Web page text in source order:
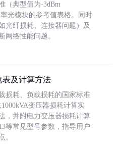
（典型值为-3dBm
光模块的参考值表格。同时
光纤损耗、连接器问题）及
网络性能问题。
表及计算方法
损耗、负载损耗的国家标准
1000kVA变压器损耗计算实
，并附电力变压器损耗计算
等常见型号参数，指导用户
。